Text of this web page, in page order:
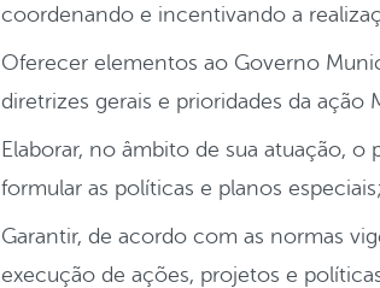
coordenando e incentivando a
Oferecer elementos ao Governo
diretrizes gerais e prioridades da ação
Elaborar, no âmbito de sua atuação,
formular as políticas e planos especiais;
Garantir, de acordo com as normas
execução de ações, projetos e